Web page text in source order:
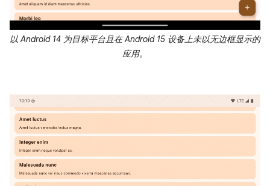
以 Android 14 为目标平台且在 Android 15 设备上未以无边框显示的
应用。